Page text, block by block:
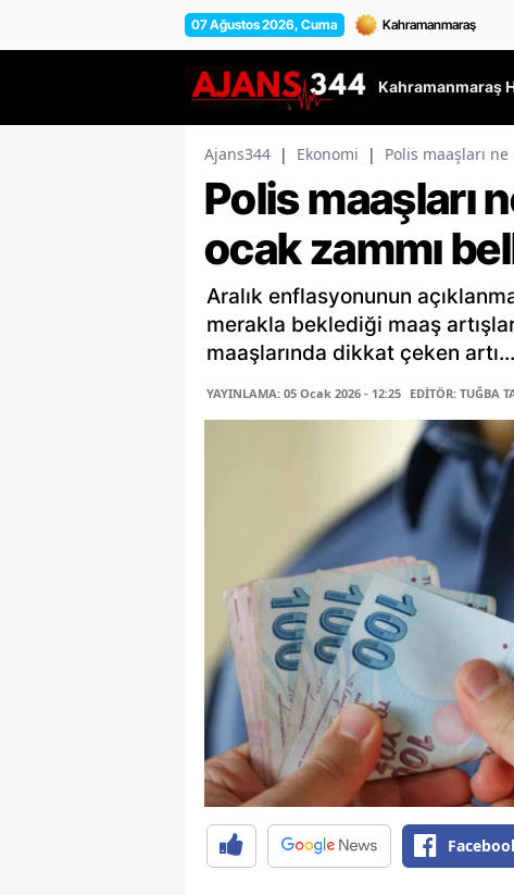
07 Ağustos 2026, Cuma
Kahramanmaraş
Ajans344 | Ekonomi | Polis maaşları
Polis maaşları
ocak zammı
Aralık enflasyonunun
merakla beklediği maaş
maaşlarında dikkat çeken artı...
YAYINLAMA: 05 Ocak 2026 - 12:25 EDİTÖR: TUĞBA